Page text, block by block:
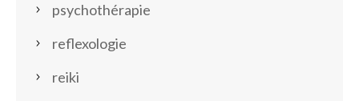
psychothérapie
reflexologie
reiki